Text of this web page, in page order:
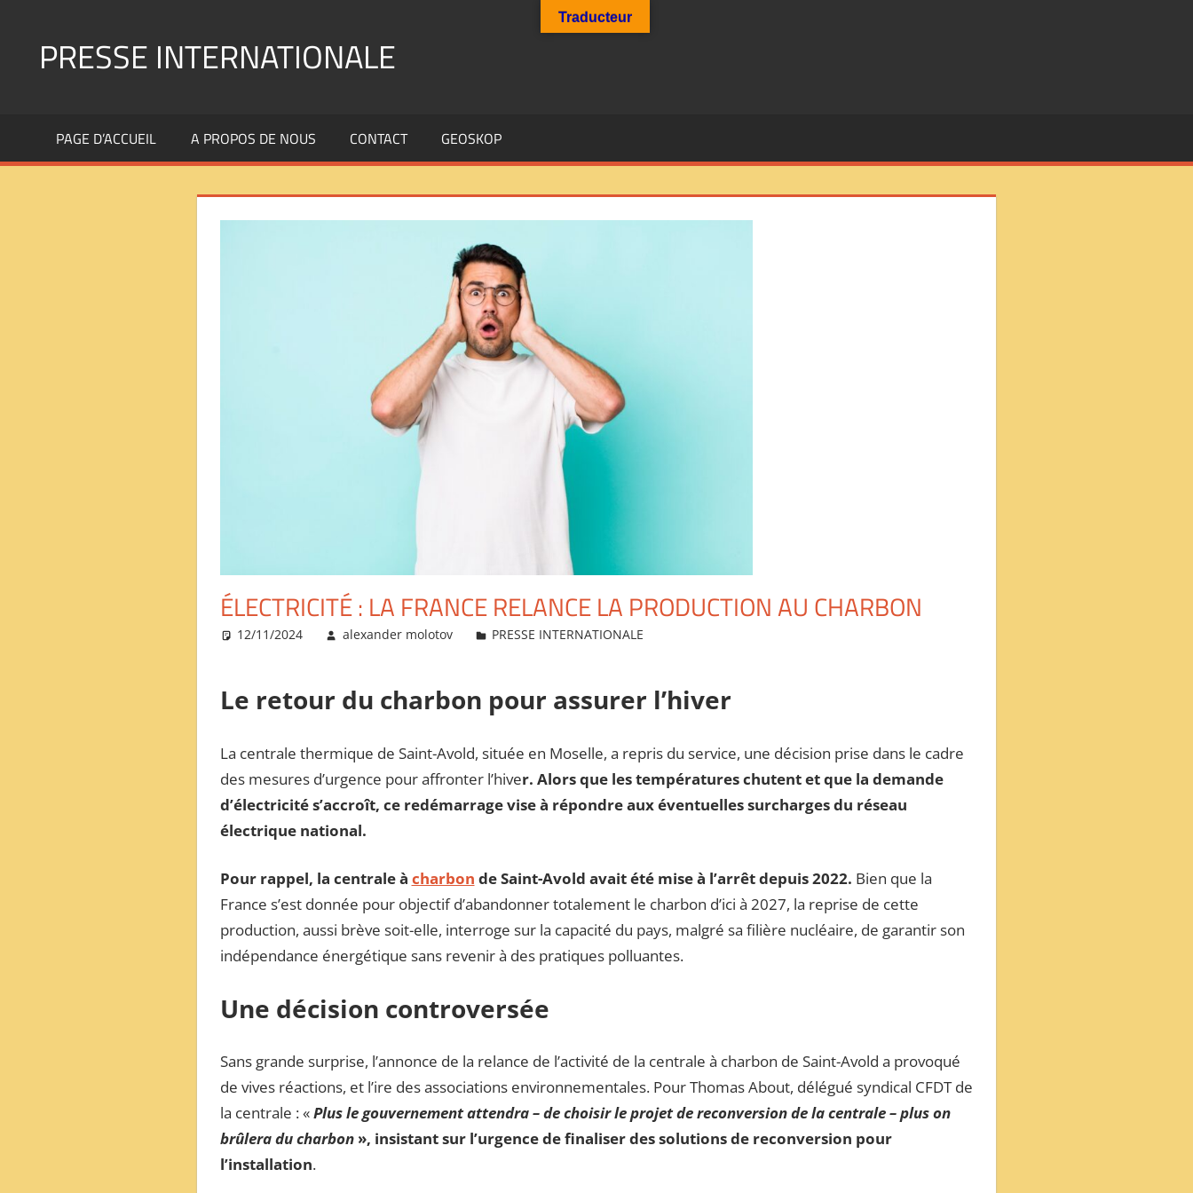
contenuPRESSE INTERNATIONALE
Géopolitique
PAGE D’ACCUEIL A PROPOS DE NOUS CONTACT GEOSKOP
ÉLECTRICITÉ : LA FRANCE RELANCE LA PRODUCTION AU CHARBON
12/11/2024 alexander molotov PRESSE INTERNATIONALE
Le retour du charbon pour assurer l’hiver
La centrale thermique de Saint-Avold, située en Moselle, a repris du service, une décision prise dans le cadre
des mesures d’urgence pour affronter l’hiver. Alors que les températures chutent et que la demande
d’électricité s’accroît, ce redémarrage vise à répondre aux éventuelles surcharges du réseau
électrique national.
Pour rappel, la centrale à charbon de Saint-Avold avait été mise à l’arrêt depuis 2022. Bien que la
France s’est donnée pour objectif d’abandonner totalement le charbon d’ici à 2027, la reprise de cette
production, aussi brève soit-elle, interroge sur la capacité du pays, malgré sa filière nucléaire, de garantir son
indépendance énergétique sans revenir à des pratiques polluantes.
Une décision controversée
Sans grande surprise, l’annonce de la relance de l’activité de la centrale à charbon de Saint-Avold a provoqué
de vives réactions, et l’ire des associations environnementales. Pour Thomas About, délégué syndical CFDT de
la centrale : «Plus le gouvernement attendra – de choisir le projet de reconversion de la centrale – plus on
brûlera du charbon», insistant sur l’urgence de finaliser des solutions de reconversion pour
l’installation.
Traducteur